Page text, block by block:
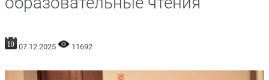
07.12.2025 11692